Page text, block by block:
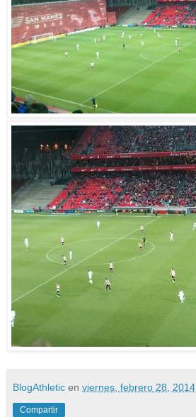
BlogAthletic en viernes, febrero 28, 2014
Compartir